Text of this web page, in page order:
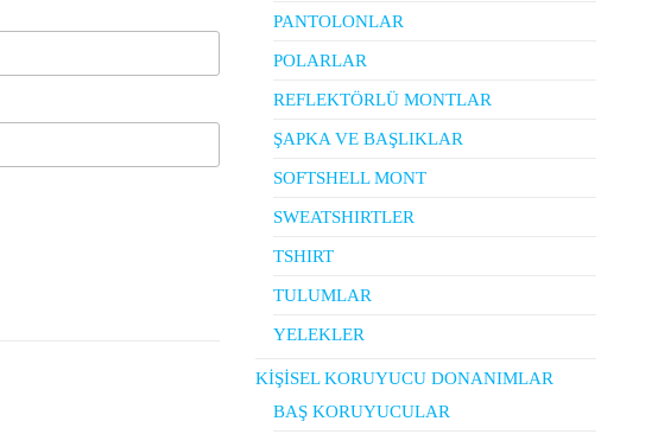
PANTOLONLAR
POLARLAR
REFLEKTÖRLÜ MONTLAR
ŞAPKA VE BAŞLIKLAR
SOFTSHELL MONT
SWEATSHIRTLER
TSHIRT
TULUMLAR
YELEKLER
KİŞİSEL KORUYUCU DONANIMLAR
BAŞ KORUYUCULAR